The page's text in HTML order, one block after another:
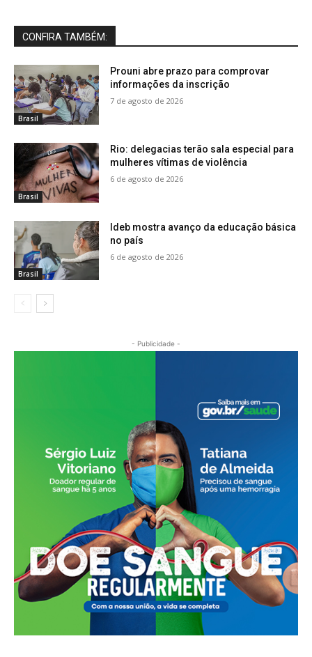
CONFIRA TAMBÉM:
Brasil
Prouni abre prazo para comprovar
informações da inscrição
7 de agosto de 2026
Brasil
Rio: delegacias terão sala especial para
mulheres vítimas de violência
6 de agosto de 2026
Brasil
Ideb mostra avanço da educação básica
no país
6 de agosto de 2026
- Publicidade -